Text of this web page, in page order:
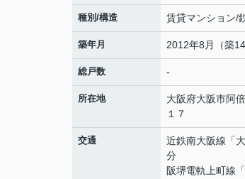
種別/構造 賃貸マンション/
築年月 2012年8月（築14
総戸数 -
所在地 大阪府大阪市阿
１７
交通 近鉄南大阪線 「
分
阪堺電軌上町線 「